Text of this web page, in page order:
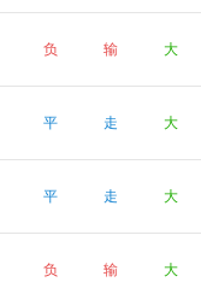
负 输 大
平 走 大
平 走 大
负 输 大